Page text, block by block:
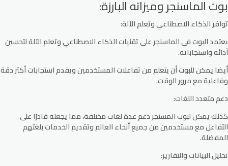
بوت الماسنجر وميزاته البارزة:
توافر الذكاء الاصطناعي وتعلم الآلة:
يعتمد البوت في الماسنجر على تقنيات الذكاء الاصطناعي وتعلم الآلة لتحسين
أدائه واستجاباته.
أيضا يمكن للبوت أن يتعلم من تفاعلات المستخدمين ويقدم استجابات أكثر دقة
وفاعلية مع مرور الوقت.
دعم متعدد اللغات:
كذلك يمكن لبوت المسنجر دعم عدة لغات مختلفة، مما يجعله قادرًا على
التفاعل مع مستخدمين من جميع أنحاء العالم وتقديم الخدمات بلغتهم
المفضلة.
تحليل البيانات والتقارير: